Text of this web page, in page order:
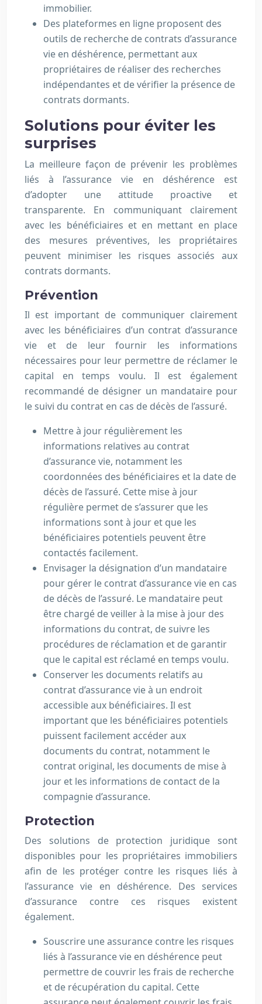
immobilier.
Des plateformes en ligne proposent des
outils de recherche de contrats d’assurance
vie en déshérence, permettant aux
propriétaires de réaliser des recherches
indépendantes et de vérifier la présence de
contrats dormants.
Solutions pour éviter les
surprises
La meilleure façon de prévenir les problèmes
liés à l’assurance vie en déshérence est
d’adopter une attitude proactive et
transparente. En communiquant clairement
avec les bénéficiaires et en mettant en place
des mesures préventives, les propriétaires
peuvent minimiser les risques associés aux
contrats dormants.
Prévention
Il est important de communiquer clairement
avec les bénéficiaires d’un contrat d’assurance
vie et de leur fournir les informations
nécessaires pour leur permettre de réclamer le
capital en temps voulu. Il est également
recommandé de désigner un mandataire pour
le suivi du contrat en cas de décès de l’assuré.
Mettre à jour régulièrement les
informations relatives au contrat
d’assurance vie, notamment les
coordonnées des bénéficiaires et la date de
décès de l’assuré. Cette mise à jour
régulière permet de s’assurer que les
informations sont à jour et que les
bénéficiaires potentiels peuvent être
contactés facilement.
Envisager la désignation d’un mandataire
pour gérer le contrat d’assurance vie en cas
de décès de l’assuré. Le mandataire peut
être chargé de veiller à la mise à jour des
informations du contrat, de suivre les
procédures de réclamation et de garantir
que le capital est réclamé en temps voulu.
Conserver les documents relatifs au
contrat d’assurance vie à un endroit
accessible aux bénéficiaires. Il est
important que les bénéficiaires potentiels
puissent facilement accéder aux
documents du contrat, notamment le
contrat original, les documents de mise à
jour et les informations de contact de la
compagnie d’assurance.
Protection
Des solutions de protection juridique sont
disponibles pour les propriétaires immobiliers
afin de les protéger contre les risques liés à
l’assurance vie en déshérence. Des services
d’assurance contre ces risques existent
également.
Souscrire une assurance contre les risques
liés à l’assurance vie en déshérence peut
permettre de couvrir les frais de recherche
et de récupération du capital. Cette